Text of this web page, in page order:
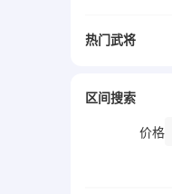
热门武将
区间搜索
价格